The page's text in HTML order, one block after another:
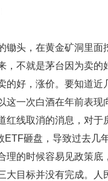
头，在黄金矿洞里面
，不就是茅台因为卖的
好，涨价。要知道近
一次白酒在年前表现
线取消的消息，对于
砸盘，导致过去几
的时候容易见政策底
目标并没有完成。人